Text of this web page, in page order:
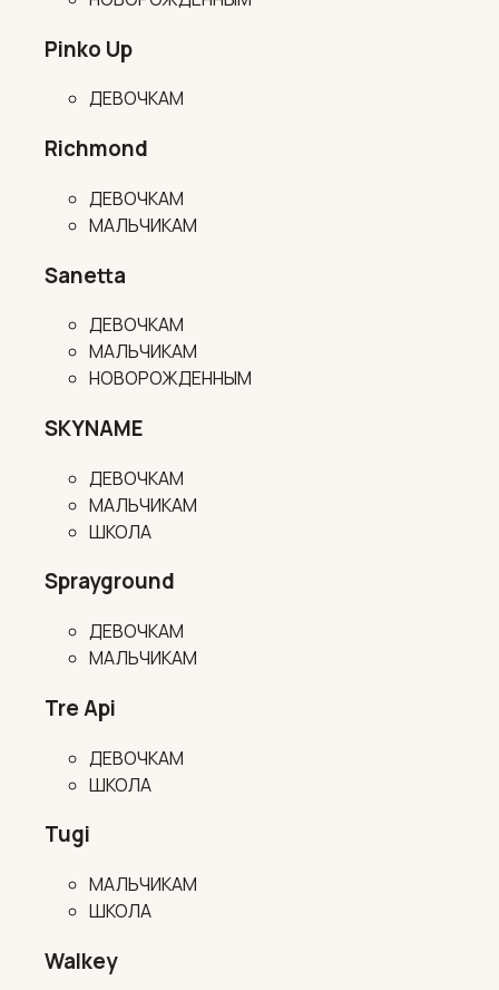
Pinko Up
ДЕВОЧКАМ
Richmond
ДЕВОЧКАМ
МАЛЬЧИКАМ
Sanetta
ДЕВОЧКАМ
МАЛЬЧИКАМ
НОВОРОЖДЕННЫМ
SKYNAME
ДЕВОЧКАМ
МАЛЬЧИКАМ
ШКОЛА
Sprayground
ДЕВОЧКАМ
МАЛЬЧИКАМ
Tre Api
ДЕВОЧКАМ
ШКОЛА
Tugi
МАЛЬЧИКАМ
ШКОЛА
Walkey